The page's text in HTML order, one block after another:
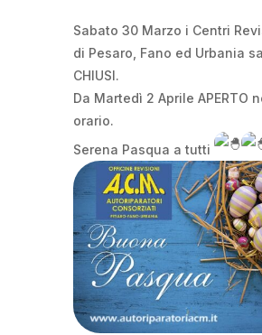
Sabato 30 Marzo i Centri
di Pesaro, Fano ed Urbania
CHIUSI.
Da Martedì 2 Aprile APERTO
orario.
Serena Pasqua a tutti